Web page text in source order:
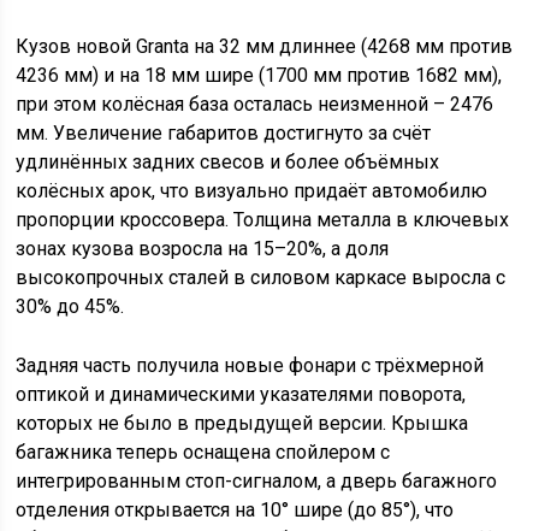
Кузов новой Granta на 32 мм длиннее (4268 мм против
4236 мм) и на 18 мм шире (1700 мм против 1682 мм),
при этом колёсная база осталась неизменной – 2476
мм. Увеличение габаритов достигнуто за счёт
удлинённых задних свесов и более объёмных
колёсных арок, что визуально придаёт автомобилю
пропорции кроссовера. Толщина металла в ключевых
зонах кузова возросла на 15–20%, а доля
высокопрочных сталей в силовом каркасе выросла с
30% до 45%.
Задняя часть получила новые фонари с трёхмерной
оптикой и динамическими указателями поворота,
которых не было в предыдущей версии. Крышка
багажника теперь оснащена спойлером с
интегрированным стоп-сигналом, а дверь багажного
отделения открывается на 10° шире (до 85°), что